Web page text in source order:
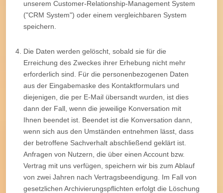
unserem Customer-Relationship-Management System
("CRM System") oder einem vergleichbaren System
speichern.
Die Daten werden gelöscht, sobald sie für die
Erreichung des Zweckes ihrer Erhebung nicht mehr
erforderlich sind. Für die personenbezogenen Daten
aus der Eingabemaske des Kontaktformulars und
diejenigen, die per E-Mail übersandt wurden, ist dies
dann der Fall, wenn die jeweilige Konversation mit
Ihnen beendet ist. Beendet ist die Konversation dann,
wenn sich aus den Umständen entnehmen lässt, dass
der betroffene Sachverhalt abschließend geklärt ist.
Anfragen von Nutzern, die über einen Account bzw.
Vertrag mit uns verfügen, speichern wir bis zum Ablauf
von zwei Jahren nach Vertragsbeendigung. Im Fall von
gesetzlichen Archivierungspflichten erfolgt die Löschung